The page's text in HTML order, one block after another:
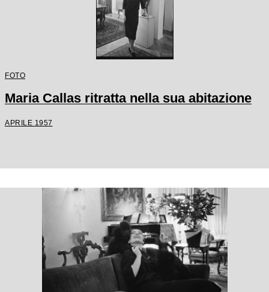
FOTO
Maria Callas ritratta nella sua abitazione
APRILE 1957